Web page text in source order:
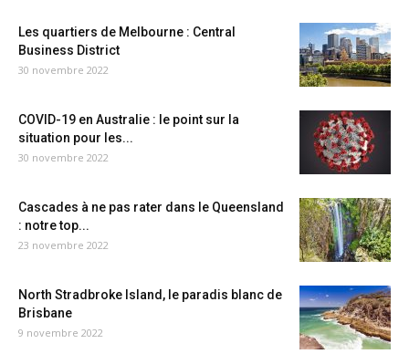
Les quartiers de Melbourne : Central
Business District
30 novembre 2022
COVID-19 en Australie : le point sur la
situation pour les...
30 novembre 2022
Cascades à ne pas rater dans le Queensland
: notre top...
23 novembre 2022
North Stradbroke Island, le paradis blanc de
Brisbane
9 novembre 2022